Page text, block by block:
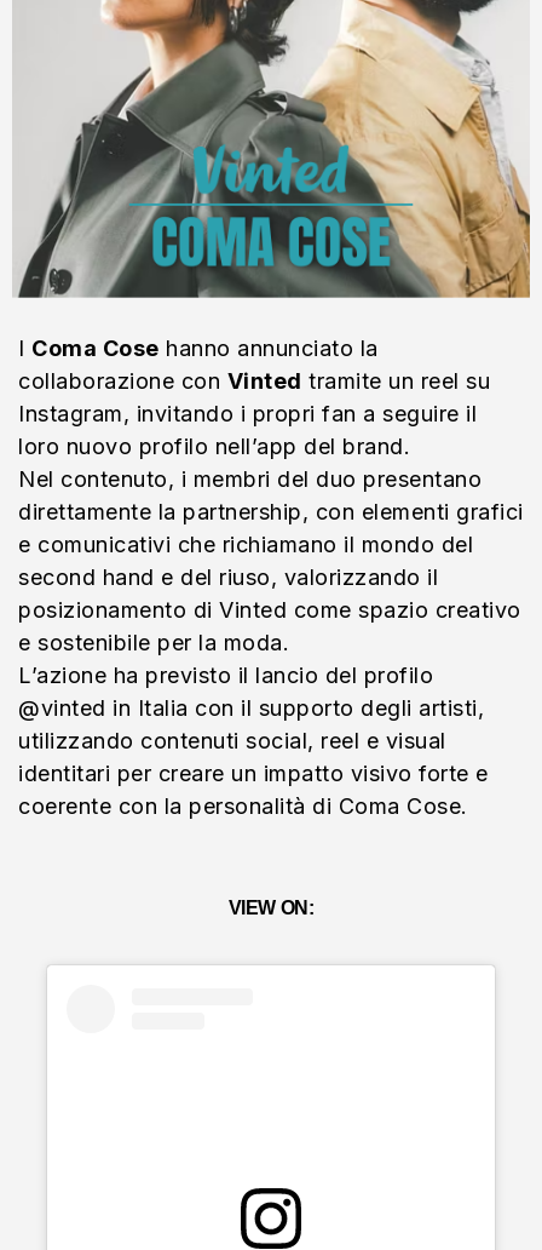
I Coma Cose hanno annunciato la
collaborazione con Vinted tramite un reel su
Instagram, invitando i propri fan a seguire il
loro nuovo profilo nell’app del brand.
Nel contenuto, i membri del duo presentano
direttamente la partnership, con elementi grafici
e comunicativi che richiamano il mondo del
second hand e del riuso, valorizzando il
posizionamento di Vinted come spazio creativo
e sostenibile per la moda.
L’azione ha previsto il lancio del profilo
@vinted in Italia con il supporto degli artisti,
utilizzando contenuti social, reel e visual
identitari per creare un impatto visivo forte e
coerente con la personalità di Coma Cose.
VIEW ON: